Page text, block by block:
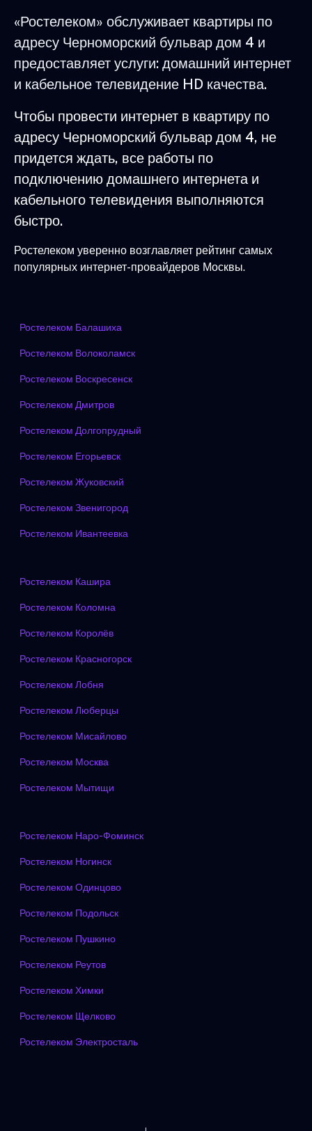
«Ростелеком» обслуживает квартиры по
адресу Черноморский бульвар дом 4 и
предоставляет услуги: домашний интернет
и кабельное телевидение HD качества.
Чтобы провести интернет в квартиру по
адресу Черноморский бульвар дом 4, не
придется ждать, все работы по
подключению домашнего интернета и
кабельного телевидения выполняются
быстро.
Ростелеком уверенно возглавляет рейтинг самых
популярных интернет-провайдеров Москвы.
Ростелеком Балашиха
Ростелеком Волоколамск
Ростелеком Воскресенск
Ростелеком Дмитров
Ростелеком Долгопрудный
Ростелеком Егорьевск
Ростелеком Жуковский
Ростелеком Звенигород
Ростелеком Ивантеевка
Ростелеком Кашира
Ростелеком Коломна
Ростелеком Королёв
Ростелеком Красногорск
Ростелеком Лобня
Ростелеком Люберцы
Ростелеком Мисайлово
Ростелеком Москва
Ростелеком Мытищи
Ростелеком Наро-Фоминск
Ростелеком Ногинск
Ростелеком Одинцово
Ростелеком Подольск
Ростелеком Пушкино
Ростелеком Реутов
Ростелеком Химки
Ростелеком Щелково
Ростелеком Электросталь